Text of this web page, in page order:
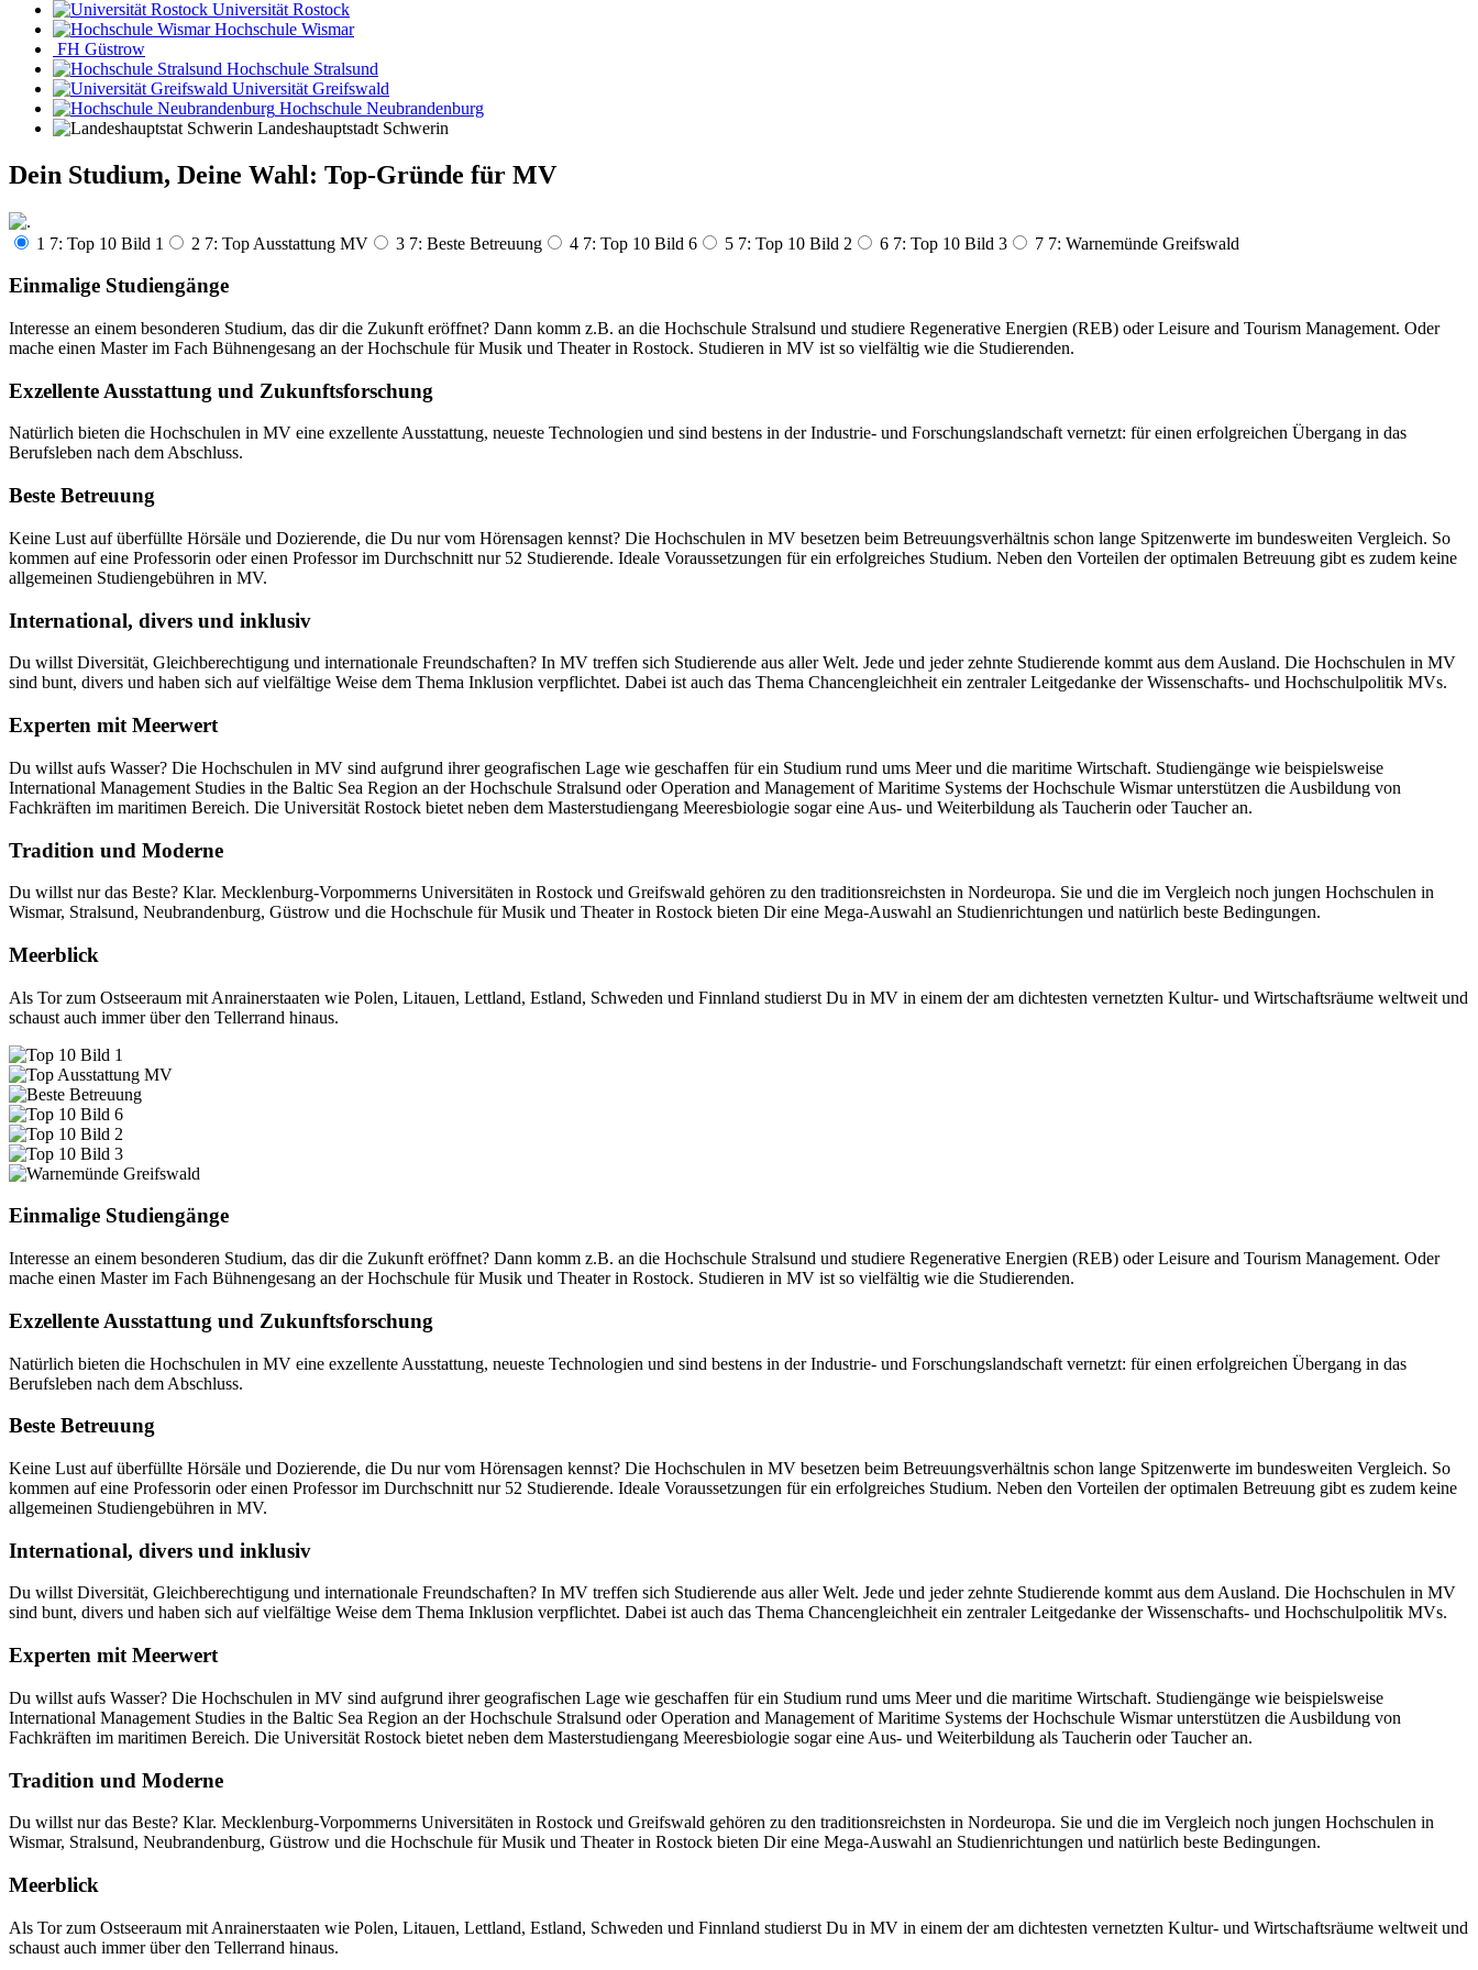
Universität Rostock
Hochschule Wismar
FH Güstrow
Hochschule Stralsund
Universität Greifswald
Hochschule Neubrandenburg
Landeshauptstadt Schwerin
Dein Studium, Deine Wahl: Top-Gründe für MV
1 7: Top 10 Bild 1 2 7: Top Ausstattung MV 3 7: Beste Betreuung 4 7: Top 10 Bild 6 5 7: Top 10 Bild 2 6 7: Top 10 Bild 3 7 7: Warnemünde Greifswald
Einmalige Studiengänge
Interesse an einem besonderen Studium, das dir die Zukunft eröffnet? Dann komm z.B. an die Hochschule Stralsund und studiere Regenerative Energien (REB) oder Leisure and Tourism Management. Oder
mache einen Master im Fach Bühnengesang an der Hochschule für Musik und Theater in Rostock. Studieren in MV ist so vielfältig wie die Studierenden.
Exzellente Ausstattung und Zukunftsforschung
Natürlich bieten die Hochschulen in MV eine exzellente Ausstattung, neueste Technologien und sind bestens in der Industrie- und Forschungslandschaft vernetzt: für einen erfolgreichen Übergang in das
Berufsleben nach dem Abschluss.
Beste Betreuung
Keine Lust auf überfüllte Hörsäle und Dozierende, die Du nur vom Hörensagen kennst? Die Hochschulen in MV besetzen beim Betreuungsverhältnis schon lange Spitzenwerte im bundesweiten Vergleich. So
kommen auf eine Professorin oder einen Professor im Durchschnitt nur 52 Studierende. Ideale Voraussetzungen für ein erfolgreiches Studium. Neben den Vorteilen der optimalen Betreuung gibt es zudem keine
allgemeinen Studiengebühren in MV.
International, divers und inklusiv
Du willst Diversität, Gleichberechtigung und internationale Freundschaften? In MV treffen sich Studierende aus aller Welt. Jede und jeder zehnte Studierende kommt aus dem Ausland. Die Hochschulen in MV
sind bunt, divers und haben sich auf vielfältige Weise dem Thema Inklusion verpflichtet. Dabei ist auch das Thema Chancengleichheit ein zentraler Leitgedanke der Wissenschafts- und Hochschulpolitik MVs.
Experten mit Meerwert
Du willst aufs Wasser? Die Hochschulen in MV sind aufgrund ihrer geografischen Lage wie geschaffen für ein Studium rund ums Meer und die maritime Wirtschaft. Studiengänge wie beispielsweise
International Management Studies in the Baltic Sea Region an der Hochschule Stralsund oder Operation and Management of Maritime Systems der Hochschule Wismar unterstützen die Ausbildung von
Fachkräften im maritimen Bereich. Die Universität Rostock bietet neben dem Masterstudiengang Meeresbiologie sogar eine Aus- und Weiterbildung als Taucherin oder Taucher an.
Tradition und Moderne
Du willst nur das Beste? Klar. Mecklenburg-Vorpommerns Universitäten in Rostock und Greifswald gehören zu den traditionsreichsten in Nordeuropa. Sie und die im Vergleich noch jungen Hochschulen in
Wismar, Stralsund, Neubrandenburg, Güstrow und die Hochschule für Musik und Theater in Rostock bieten Dir eine Mega-Auswahl an Studienrichtungen und natürlich beste Bedingungen.
Meerblick
Als Tor zum Ostseeraum mit Anrainerstaaten wie Polen, Litauen, Lettland, Estland, Schweden und Finnland studierst Du in MV in einem der am dichtesten vernetzten Kultur- und Wirtschaftsräume weltweit und
schaust auch immer über den Tellerrand hinaus.
Einmalige Studiengänge
Interesse an einem besonderen Studium, das dir die Zukunft eröffnet? Dann komm z.B. an die Hochschule Stralsund und studiere Regenerative Energien (REB) oder Leisure and Tourism Management. Oder
mache einen Master im Fach Bühnengesang an der Hochschule für Musik und Theater in Rostock. Studieren in MV ist so vielfältig wie die Studierenden.
Exzellente Ausstattung und Zukunftsforschung
Natürlich bieten die Hochschulen in MV eine exzellente Ausstattung, neueste Technologien und sind bestens in der Industrie- und Forschungslandschaft vernetzt: für einen erfolgreichen Übergang in das
Berufsleben nach dem Abschluss.
Beste Betreuung
Keine Lust auf überfüllte Hörsäle und Dozierende, die Du nur vom Hörensagen kennst? Die Hochschulen in MV besetzen beim Betreuungsverhältnis schon lange Spitzenwerte im bundesweiten Vergleich. So
kommen auf eine Professorin oder einen Professor im Durchschnitt nur 52 Studierende. Ideale Voraussetzungen für ein erfolgreiches Studium. Neben den Vorteilen der optimalen Betreuung gibt es zudem keine
allgemeinen Studiengebühren in MV.
International, divers und inklusiv
Du willst Diversität, Gleichberechtigung und internationale Freundschaften? In MV treffen sich Studierende aus aller Welt. Jede und jeder zehnte Studierende kommt aus dem Ausland. Die Hochschulen in MV
sind bunt, divers und haben sich auf vielfältige Weise dem Thema Inklusion verpflichtet. Dabei ist auch das Thema Chancengleichheit ein zentraler Leitgedanke der Wissenschafts- und Hochschulpolitik MVs.
Experten mit Meerwert
Du willst aufs Wasser? Die Hochschulen in MV sind aufgrund ihrer geografischen Lage wie geschaffen für ein Studium rund ums Meer und die maritime Wirtschaft. Studiengänge wie beispielsweise
International Management Studies in the Baltic Sea Region an der Hochschule Stralsund oder Operation and Management of Maritime Systems der Hochschule Wismar unterstützen die Ausbildung von
Fachkräften im maritimen Bereich. Die Universität Rostock bietet neben dem Masterstudiengang Meeresbiologie sogar eine Aus- und Weiterbildung als Taucherin oder Taucher an.
Tradition und Moderne
Du willst nur das Beste? Klar. Mecklenburg-Vorpommerns Universitäten in Rostock und Greifswald gehören zu den traditionsreichsten in Nordeuropa. Sie und die im Vergleich noch jungen Hochschulen in
Wismar, Stralsund, Neubrandenburg, Güstrow und die Hochschule für Musik und Theater in Rostock bieten Dir eine Mega-Auswahl an Studienrichtungen und natürlich beste Bedingungen.
Meerblick
Als Tor zum Ostseeraum mit Anrainerstaaten wie Polen, Litauen, Lettland, Estland, Schweden und Finnland studierst Du in MV in einem der am dichtesten vernetzten Kultur- und Wirtschaftsräume weltweit und
schaust auch immer über den Tellerrand hinaus.